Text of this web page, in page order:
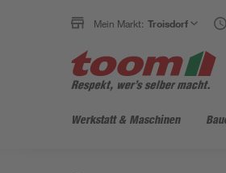
Mein Markt: Troisdorf
Werkstatt & Maschinen